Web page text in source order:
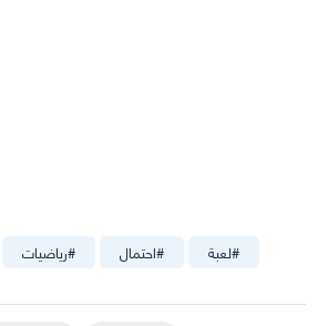
#رياضيات #احتمال #لعبة